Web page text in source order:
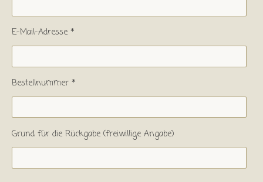
E-Mail-Adresse *
Bestellnummer *
Grund für die Rückgabe (freiwillige Angabe)